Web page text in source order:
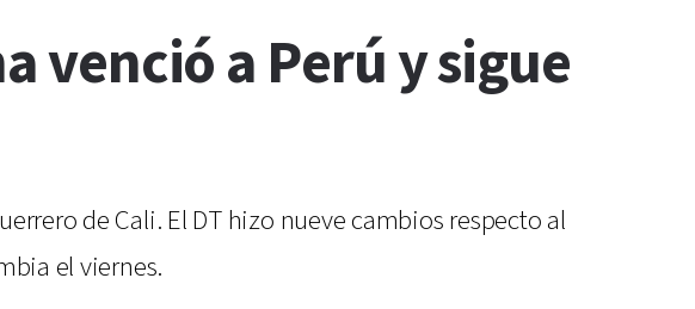
venció a Perú y sigue
de Cali. El DT hizo nueve cambios respecto al
el viernes.